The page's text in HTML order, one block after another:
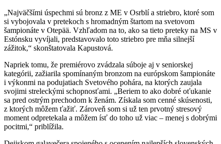
„Najväčšími úspechmi sú bronz z ME v Osrblí a striebro, ktoré som
si vybojovala v pretekoch s hromadným štartom na svetovom
šampionáte v Otepää. Vzhľadom na to, ako sa tieto preteky na MS v
Estónsku vyvíjali, predstavovalo toto striebro pre mňa silnejší
zážitok,“ skonštatovala Kapustová.
Napriek tomu, že premiérovo zvádzala súboje aj v seniorskej
kategórii, zažiarila spomínaným bronzom na európskom šampionáte
i výkonmi na podujatiach Svetového pohára, na ktorých zaujala
svojimi streleckými schopnosťami. „Beriem to ako dobré oťukanie
sa pred ostrým prechodom k ženám. Získala som cenné skúsenosti,
z ktorých môžem ťažiť. Zároveň som si už ten prvotný stresový
moment odpretekala a môžem ísť do toho už viac – menej s dobrými
pocitmi,“ priblížila.